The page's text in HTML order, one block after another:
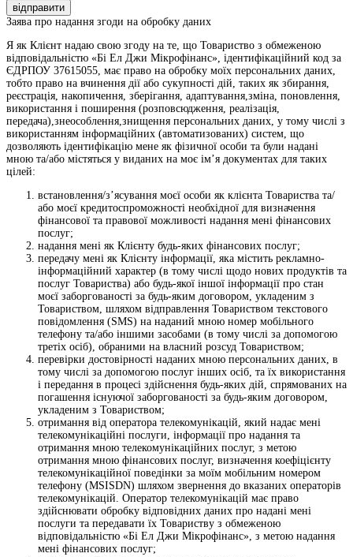
відправити
Заява про надання згоди на обробку даних
Я як Клієнт надаю свою згоду на те, що Товариство з обмеженою
відповідальністю «Бі Ел Джи Мікрофінанс», ідентифікаційний код за
ЄДРПОУ 37615055, має право на обробку моїх персональних даних,
тобто право на вчинення дії або сукупності дій, таких як збирання,
реєстрація, накопичення, зберігання, адаптування,зміна, поновлення,
використання і поширення (розповсюдження, реалізація,
передача),знеособлення,знищення персональних даних, у тому числі з
використанням інформаційних (автоматизованих) систем, що
дозволяють ідентифікацію мене як фізичної особи та були надані
мною та/або містяться у виданих на моє ім’я документах для таких
цілей:
встановлення/з’ясування моєї особи як клієнта Товариства та/
або моєї кредитоспроможності необхідної для визначення
фінансової та правової можливості надання мені фінансових
послуг;
надання мені як Клієнту будь-яких фінансових послуг;
передачу мені як Клієнту інформації, яка містить рекламно-
інформаційний характер (в тому числі щодо нових продуктів та
послуг Товариства) або будь-якої іншої інформації про стан
моєї заборгованості за будь-яким договором, укладеним з
Товариством, шляхом відправлення Товариством текстового
повідомлення (SMS) на наданий мною номер мобільного
телефону та/або іншими засобами (в тому числі за допомогою
третіх осіб), обраними на власний розсуд Товариством;
перевірки достовірності наданих мною персональних даних, в
тому числі за допомогою послуг інших осіб, та їх використання
і передання в процесі здійснення будь-яких дій, спрямованих на
погашення існуючої заборгованості за будь-яким договором,
укладеним з Товариством;
отримання від оператора телекомунікацій, який надає мені
телекомунікаційні послуги, інформації про надання та
отримання мною телекомунікаційних послуг, з метою
отримання мною фінансових послуг, визначення коефіцієнту
телекомунікаційної поведінки за моїм мобільним номером
телефону (MSISDN) шляхом звернення до вказаних операторів
телекомунікацій. Оператор телекомунікацій має право
здійснювати обробку відповідних даних про надані мені
послуги та передавати їх Товариству з обмеженою
відповідальністю «Бі Ел Джи Мікрофінанс», з метою надання
мені фінансових послуг;